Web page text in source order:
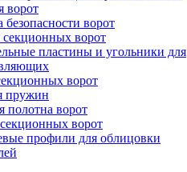
ворот
безопасности ворот
ворот
пластины и угольники для
ворот
пружин
полотна ворот
ворот
профили для облицовки